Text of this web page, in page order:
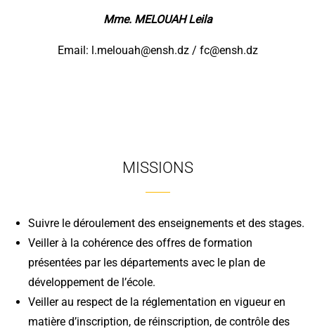
Mme. MELOUAH Leila
Email: l.melouah@ensh.dz / fc@ensh.dz
MISSIONS
Suivre le déroulement des enseignements et des stages.
Veiller à la cohérence des offres de formation
présentées par les départements avec le plan de
développement de l’école.
Veiller au respect de la réglementation en vigueur en
matière d’inscription, de réinscription, de contrôle des